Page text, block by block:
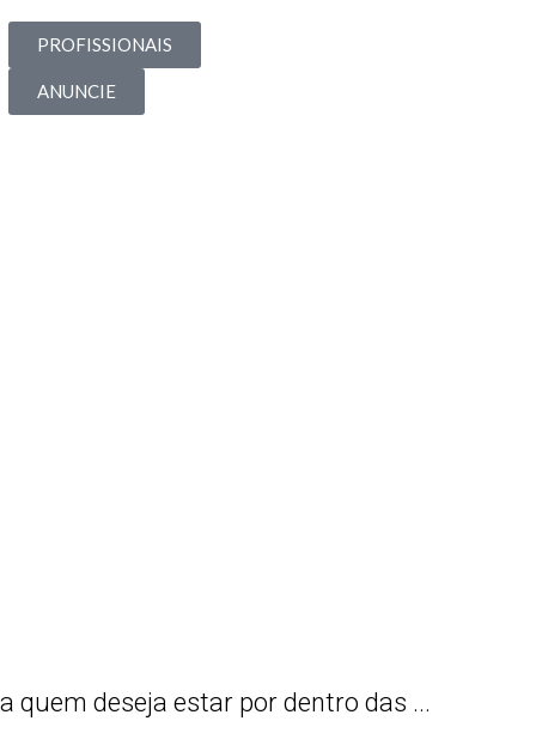
PROFISSIONAIS
ANUNCIE
quem deseja estar por dentro das ...